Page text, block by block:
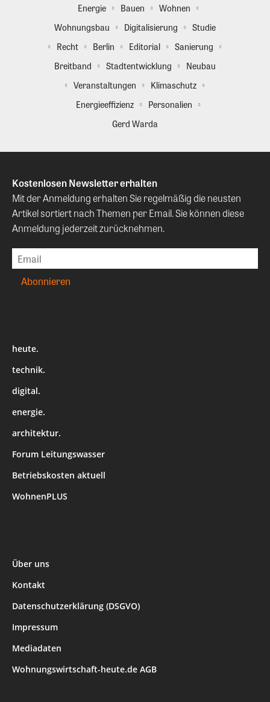
Energie Bauen
Wohnen
Wohnungsbau
Digitalisierung
Studie
Recht
Berlin Editorial
Sanierung
Breitband
Stadtentwicklung
Neubau
Veranstaltungen
Klimaschutz
Energieeffizienz
Personalien
Gerd Warda
Kostenlosen Newsletter erhalten
Mit der Anmeldung erhalten Sie regelmäßig die neusten
Artikel sortiert nach Themen per Email. Sie können diese
Anmeldung jederzeit zurücknehmen.
heute.
technik.
digital.
energie.
architektur.
Forum Leitungswasser
Betriebskosten aktuell
WohnenPLUS
Über uns
Kontakt
Datenschutzerklärung (DSGVO)
Impressum
Mediadaten
Wohnungswirtschaft-heute.de AGB